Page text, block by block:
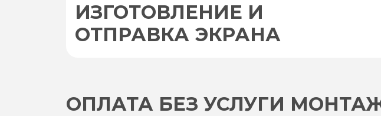
ИЗГОТОВЛЕНИЕ И
ОТПРАВКА ЭКРАНА
ОПЛАТА БЕЗ УСЛУГИ